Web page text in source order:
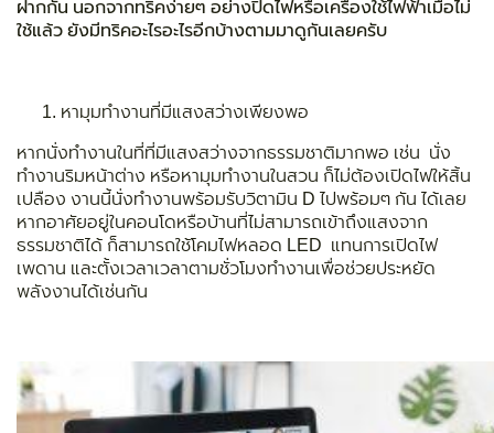
ฝากกัน นอกจากทริคง่ายๆ อย่างปิดไฟหรือเครื่องใช้ไฟฟ้าเมื่อไม่
ใช้แล้ว ยังมีทริคอะไรอะไรอีกบ้างตามมาดูกันเลยครับ
หามุมทำงานที่มีแสงสว่างเพียงพอ
หากนั่งทำงานในที่ที่มีแสงสว่างจากธรรมชาติมากพอ เช่น นั่ง
ทำงานริมหน้าต่าง หรือหามุมทำงานในสวน ก็ไม่ต้องเปิดไฟให้สิ้น
เปลือง งานนี้นั่งทำงานพร้อมรับวิตามิน D ไปพร้อมๆ กัน ได้เลย
หากอาศัยอยู่ในคอนโดหรือบ้านที่ไม่สามารถเข้าถึงแสงจาก
ธรรมชาติได้ ก็สามารถใช้โคมไฟหลอด LED แทนการเปิดไฟ
เพดาน และตั้งเวลาเวลาตามชั่วโมงทำงานเพื่อช่วยประหยัด
พลังงานได้เช่นกัน